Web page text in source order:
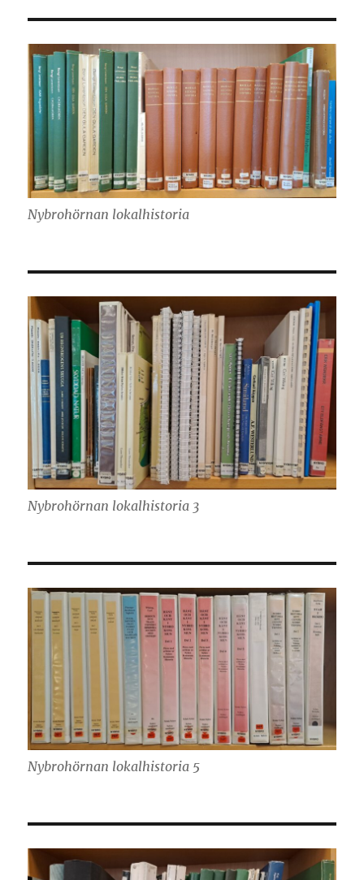
Nybrohörnan lokalhistoria
Nybrohörnan lokalhistoria 3
Nybrohörnan lokalhistoria 5